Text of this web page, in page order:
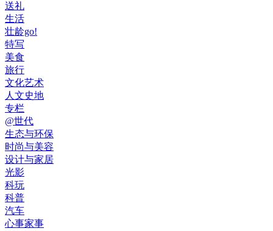
送礼
生活
壮龄go!
特写
美食
旅行
文化艺术
人文史地
专栏
@世代
生态与环保
时尚与美容
设计与家居
光影
科玩
科普
汽车
心事家事